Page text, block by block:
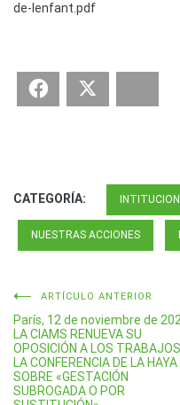
de-lenfant.pdf
Facebook
CATEGORÍA:
NUESTRAS ACCIONES
Navegación
de
entradas
ARTÍCULO ANTERIOR
París, 12 de noviembre de
LA CIAMS RENUEVA SU
OPOSICIÓN A LOS
LA CONFERENCIA DE LA HAYA
SOBRE «GESTACIÓN
SUBROGADA O POR